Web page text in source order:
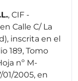
, CIF -
Calle C/ La
inscrita en el
189, Tomo
nº M-
01/2005, en